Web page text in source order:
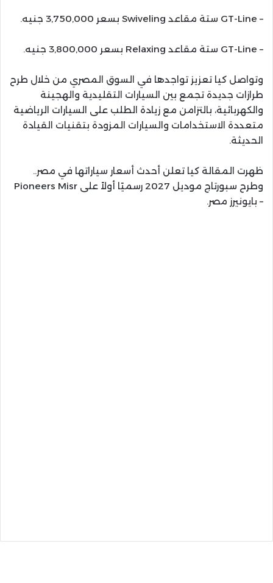
– GT-Line ستة مقاعد Swiveling بسعر 3,750,000 جنيه.
– GT-Line ستة مقاعد Relaxing بسعر 3,800,000 جنيه.
وتواصل كيا تعزيز تواجدها في السوق المصري من خلال طرح
طرازات جديدة تجمع بين السيارات التقليدية والهجينة
والكهربائية، بالتزامن مع زيادة الطلب على السيارات الرياضية
متعددة الاستخدامات والسيارات المزودة بتقنيات القيادة
الحديثة.
ظهرت المقالة كيا تعلن أحدث أسعار سياراتها في مصر..
وطرح سبورتاج موديل 2027 رسميًا أولاً على Pioneers Misr
– بايونيرز مصر.